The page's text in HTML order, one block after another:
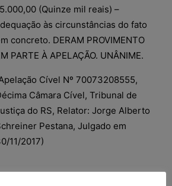
(Quinze mil reais) –
às circunstâncias do fato
concreto. DERAM PROVIMENTO
PARTE À APELAÇÃO. UNÂNIME.
Cível Nº 70073208555,
Câmara Cível, Tribunal de
do RS, Relator: Jorge Alberto
Pestana, Julgado em
11/2017)